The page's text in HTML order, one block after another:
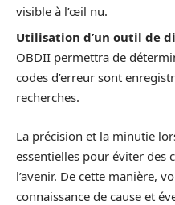
visible à l’œil nu.
Utilisation d’un outil de
OBDII permettra de
codes d’erreur sont
recherches.
La précision et la minutie
essentielles pour éviter des
l’avenir. De cette manière,
connaissance de cause et